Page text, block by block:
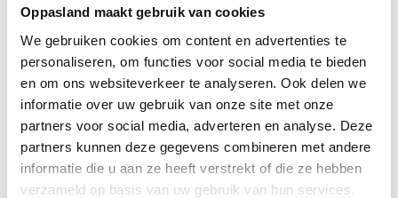
Oppasland maakt gebruik van cookies
We gebruiken cookies om content en advertenties te
personaliseren, om functies voor social media te bieden
en om ons websiteverkeer te analyseren. Ook delen we
informatie over uw gebruik van onze site met onze
partners voor social media, adverteren en analyse. Deze
partners kunnen deze gegevens combineren met andere
informatie die u aan ze heeft verstrekt of die ze hebben
verzameld op basis van uw gebruik van hun services.
Zodra wij het herroepingsformulier retour hebben
ontvangen, zullen wij die op werkdagen zo snel mogelijk
verwerken. Als de herroeping verwerkt is, krijg je van ons
altijd een e-mail ter bevestiging van de opzegging.
Zodra wij de herroeping verwerkt hebben, kun je de
betaling van 19,95 euro storneren en terughalen via de
bank waar jij je rekening hebt. Als je niet precies weet